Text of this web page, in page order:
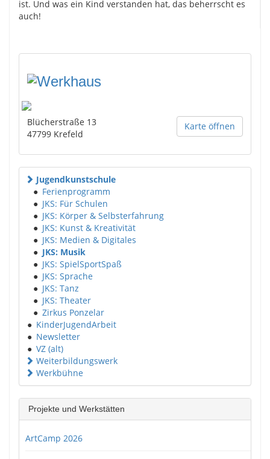
ist. Und was ein Kind verstanden hat, das beherrscht es
auch!
Karte öffnen
Blücherstraße 13
47799 Krefeld
Jugendkunstschule
● Ferienprogramm
● JKS: Für Schulen
● JKS: Körper & Selbsterfahrung
● JKS: Kunst & Kreativität
● JKS: Medien & Digitales
● JKS: Musik
● JKS: SpielSportSpaß
● JKS: Sprache
● JKS: Tanz
● JKS: Theater
● Zirkus Ponzelar
● KinderJugendArbeit
● Newsletter
● VZ (alt)
Weiterbildungswerk
Werkbühne
Projekte und Werkstätten
ArtCamp 2026